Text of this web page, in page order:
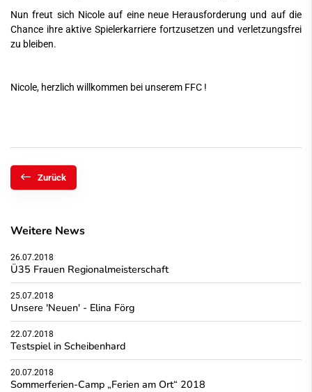
Nun freut sich Nicole auf eine neue Herausforderung und auf die
Chance ihre aktive Spielerkarriere fortzusetzen und verletzungsfrei
zu bleiben.
Nicole, herzlich willkommen bei unserem FFC !
Zurück
Weitere News
26.07.2018
Ü35 Frauen Regionalmeisterschaft
25.07.2018
Unsere 'Neuen' - Elina Förg
22.07.2018
Testspiel in Scheibenhard
20.07.2018
Sommerferien-Camp „Ferien am Ort“ 2018